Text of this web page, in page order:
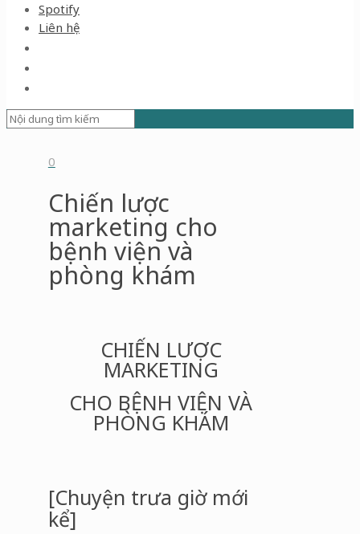
Spotify
Liên hệ
0
Chiến lược
marketing cho
bệnh viện và
phòng khám
CHIẾN LƯỢC
MARKETING
CHO BỆNH VIỆN VÀ
PHÒNG KHÁM
[Chuyện trưa giờ mới
kể]